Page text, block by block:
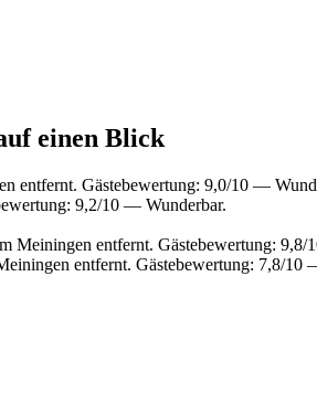
einen Blick
entfernt. Gästebewertung: 9,0/10 —
9,2/10 — Wunderbar.
entfernt. Gästebewertung:
entfernt. Gästebewertung: 7,8/10